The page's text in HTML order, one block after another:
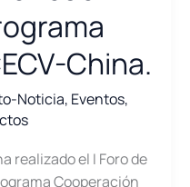
China.
Noticia, Eventos,
realizado el I Foro de
Cooperación